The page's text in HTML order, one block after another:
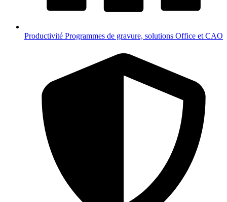
Productivité Programmes de gravure, solutions Office et CAO